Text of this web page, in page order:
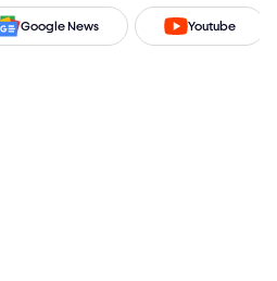
Google News Youtube